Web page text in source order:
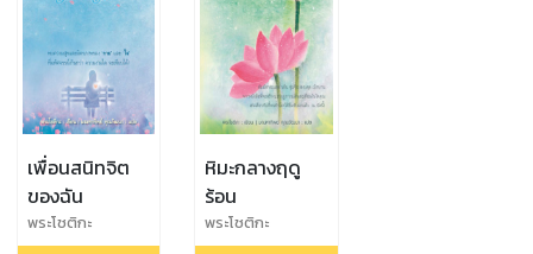
เพื่อนสนิทจิต
ของฉัน
พระโชติกะ
หิมะกลางฤดู
ร้อน
พระโชติกะ